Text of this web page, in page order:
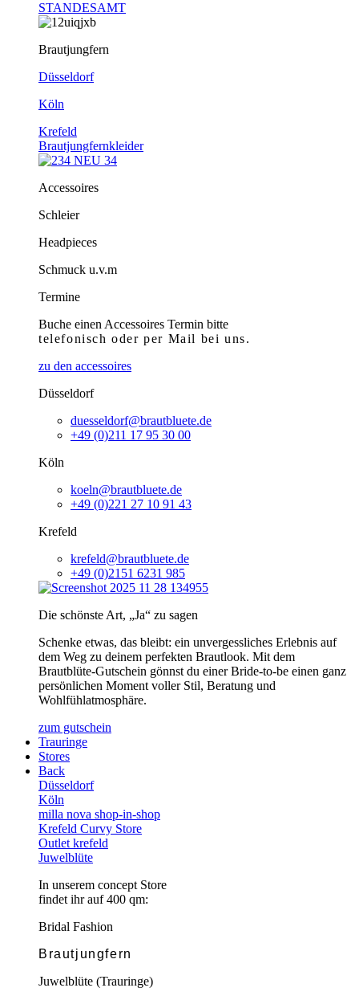
STANDESAMT
Brautjungfern
Düsseldorf
Köln
Krefeld
Brautjungfernkleider
Accessoires
Schleier
Headpieces
Schmuck u.v.m
Termine
Buche einen Accessoires Termin bitte
telefonischoder per Mail bei uns.
zu den accessoires
Düsseldorf
duesseldorf@brautbluete.de
+49 (0)211 17 95 30 00
Köln
koeln@brautbluete.de
+49 (0)221 27 10 91 43
Krefeld
krefeld@brautbluete.de
+49 (0)2151 6231 985
Die schönste Art, „Ja“ zu sagen
Schenke etwas, das bleibt: ein unvergessliches Erlebnis auf
dem Weg zu deinem perfekten Brautlook. Mit dem
Brautblüte-Gutschein gönnst du einer Bride-to-be einen ganz
persönlichen Moment voller Stil, Beratung und
Wohlfühlatmosphäre.
zum gutschein
Trauringe
Stores
Back
Düsseldorf
Köln
milla nova shop-in-shop
Krefeld Curvy Store
Outlet krefeld
Juwelblüte
In unserem concept Store
findet ihr auf 400 qm:
Bridal Fashion
Brautjungfern
Juwelblüte (Trauringe)